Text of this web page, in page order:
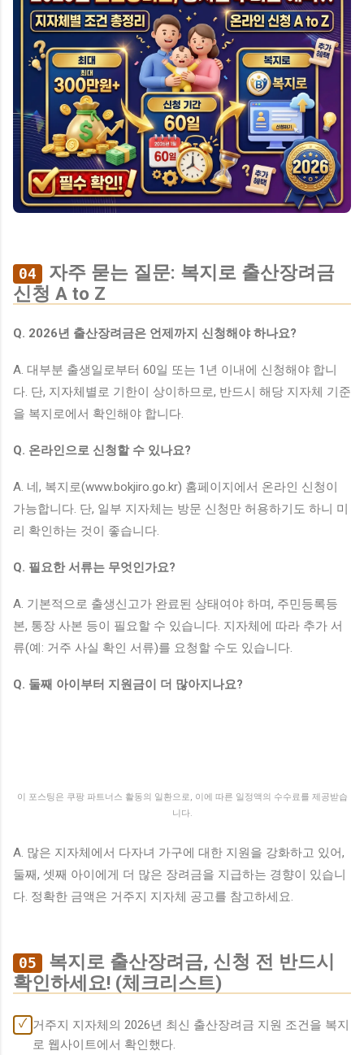
04
자주 묻는 질문: 복지로 출산장려금
신청 A to Z
Q. 2026년 출산장려금은 언제까지 신청해야 하나요?
A. 대부분 출생일로부터 60일 또는 1년 이내에 신청해야 합니
다. 단, 지자체별로 기한이 상이하므로, 반드시 해당 지자체 기준
을 복지로에서 확인해야 합니다.
Q. 온라인으로 신청할 수 있나요?
A. 네, 복지로(www.bokjiro.go.kr) 홈페이지에서 온라인 신청이
가능합니다. 단, 일부 지자체는 방문 신청만 허용하기도 하니 미
리 확인하는 것이 좋습니다.
Q. 필요한 서류는 무엇인가요?
A. 기본적으로 출생신고가 완료된 상태여야 하며, 주민등록등
본, 통장 사본 등이 필요할 수 있습니다. 지자체에 따라 추가 서
류(예: 거주 사실 확인 서류)를 요청할 수도 있습니다.
Q. 둘째 아이부터 지원금이 더 많아지나요?
이 포스팅은 쿠팡 파트너스 활동의 일환으로, 이에 따른 일정액의 수수료를 제공받습
니다.
A. 많은 지자체에서 다자녀 가구에 대한 지원을 강화하고 있어,
둘째, 셋째 아이에게 더 많은 장려금을 지급하는 경향이 있습니
다. 정확한 금액은 거주지 지자체 공고를 참고하세요.
05
복지로 출산장려금, 신청 전 반드시
확인하세요! (체크리스트)
✓ 거주지 지자체의 2026년 최신 출산장려금 지원 조건을 복지
로 웹사이트에서 확인했다.